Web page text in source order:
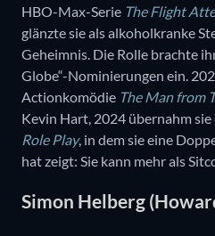
HBO-Max-Serie The Flight
glänzte sie als alkoholkranke
Geheimnis. Die Rolle brachte
Globe“-Nominierungen ein.
Actionkomödie The Man from
Kevin Hart, 2024 übernahm
Role Play, in dem sie eine
hat zeigt: Sie kann mehr als
Simon Helberg